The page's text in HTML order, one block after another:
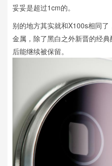
妥妥是超过1cm的。
别的地方其实就和X100s相同
金属，除了黑白之外新晋的经
后能继续被保留。